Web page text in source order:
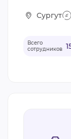
Сургут
Всего
сотрудников